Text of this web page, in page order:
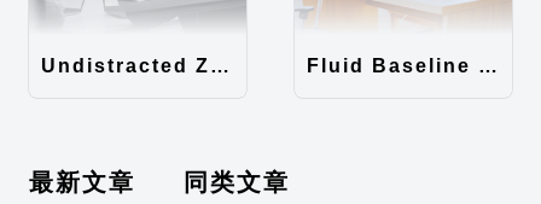
Undistracted Zen主题汉化包 Fluid Baseline Grid主题汉化包
最新文章 同类文章